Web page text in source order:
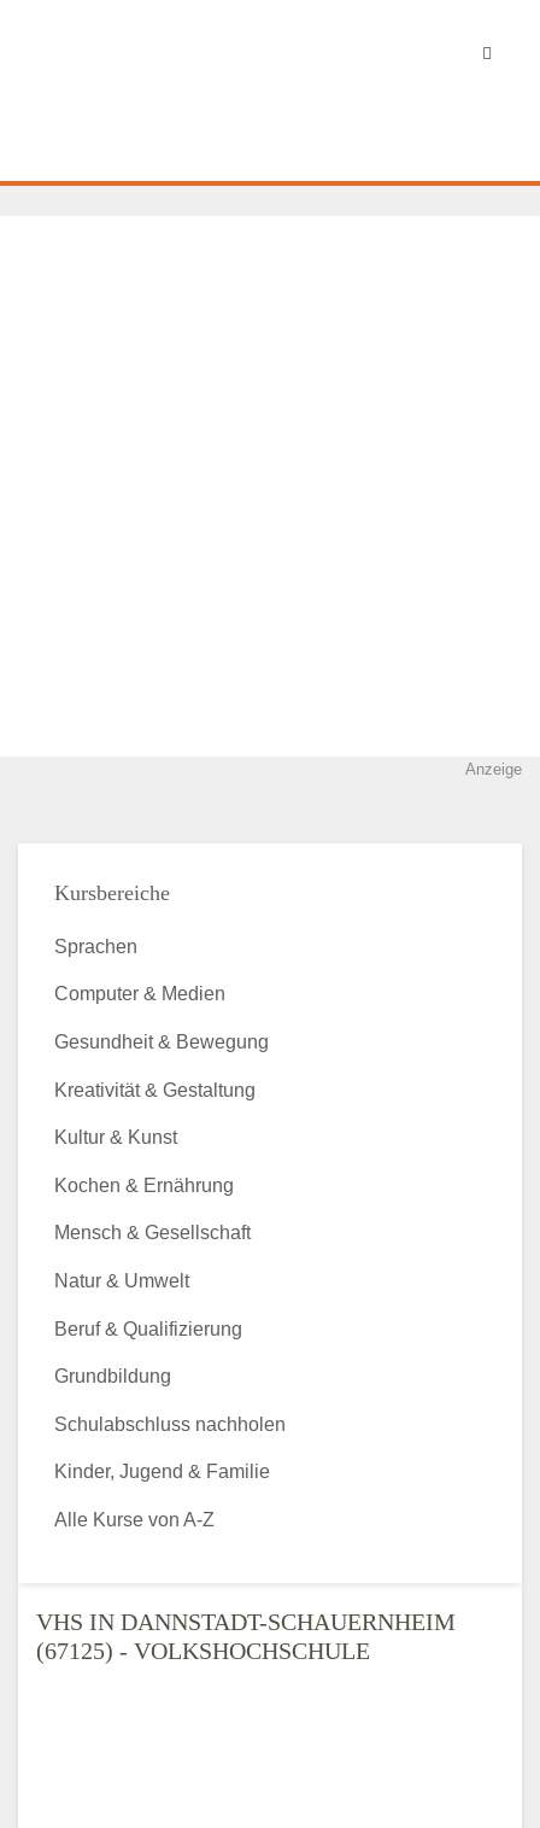
Anzeige
VHS IN DANNSTADT-SCHAUERNHEIM
(67125) - VOLKSHOCHSCHULE
Kursbereiche
Sprachen
Computer & Medien
Gesundheit & Bewegung
Kreativität & Gestaltung
Kultur & Kunst
Kochen & Ernährung
Mensch & Gesellschaft
Natur & Umwelt
Beruf & Qualifizierung
Grundbildung
Schulabschluss nachholen
Kinder, Jugend & Familie
Alle Kurse von A-Z